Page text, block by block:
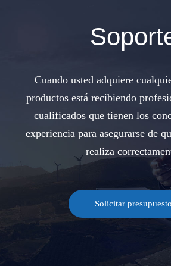
Cuando usted adquiere
productos está recibiendo
cualificados que tienen los
experiencia para asegurarse de
realiza
Solicitar presupuesto